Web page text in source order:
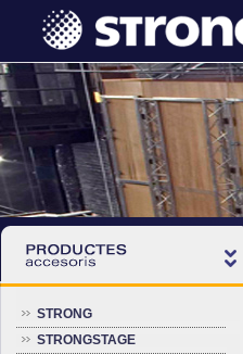
STRONG
STRONGSTAGE